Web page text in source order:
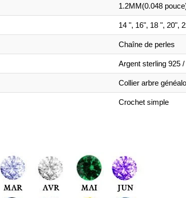
1.2MM(0.048
14 ", 16", 18 ", 20",
Chaîne de perles
Argent sterling 925
Collier arbre
Crochet simple